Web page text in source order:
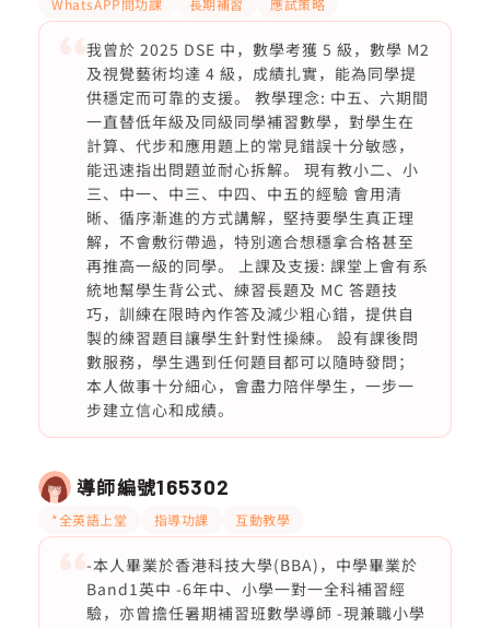
WhatsAPP問功課 長期補習 應試策略
我曾於 2025 DSE 中，數學考獲 5 級，數學 M2
及視覺藝術均達 4 級，成績扎實，能為同學提
供穩定而可靠的支援。 教學理念: 中五、六期間
一直替低年級及同級同學補習數學，對學生在
計算、代步和應用題上的常見錯誤十分敏感，
能迅速指出問題並耐心拆解。 現有教小二、小
三、中一、中三、中四、中五的經驗 會用清
晰、循序漸進的方式講解，堅持要學生真正理
解，不會敷衍帶過，特別適合想穩拿合格甚至
再推高一級的同學。 上課及支援: 課堂上會有系
統地幫學生背公式、練習長題及 MC 答題技
巧，訓練在限時內作答及減少粗心錯，提供自
製的練習題目讓學生針對性操練。 設有課後問
數服務，學生遇到任何題目都可以隨時發問；
本人做事十分細心，會盡力陪伴學生，一步一
步建立信心和成績。
導師編號165302
*全英語上堂 指導功課 互動教學
-本人畢業於香港科技大學(BBA)，中學畢業於
Band1英中 -6年中、小學一對一全科補習經
驗，亦曾擔任暑期補習班數學導師 -現兼職小學